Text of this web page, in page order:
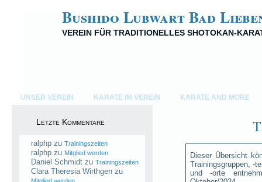
Bushido Lubwart Bad
VEREIN FÜR TRADITIONELLES SHOTOKAN-
UNSER VEREIN KARATE IM VEREIN KARATE AND MORE
Letzte Kommentare
ralphp zu Trainingszeiten
ralphp zu Mitglied werden
Daniel Schmidt zu Trainingszeiten
Clara Theresia Wirthgen zu
Dieser Übersicht
Trainingsgruppen, -
und -orte